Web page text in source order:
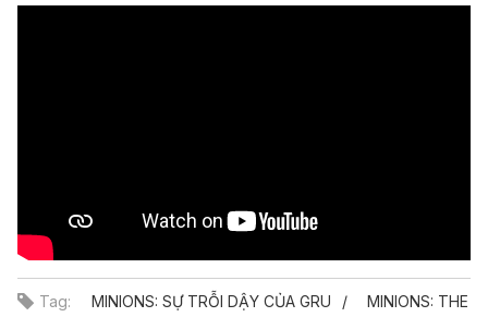
Tag: MINIONS: SỰ TRỖI DẬY CỦA GRU
MINIONS: THE